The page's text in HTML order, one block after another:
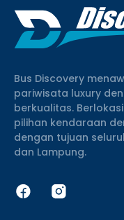
Bus Discovery
pariwisata luxury
berkualitas.
pilihan kendaraan
dengan tujuan
dan Lampung.